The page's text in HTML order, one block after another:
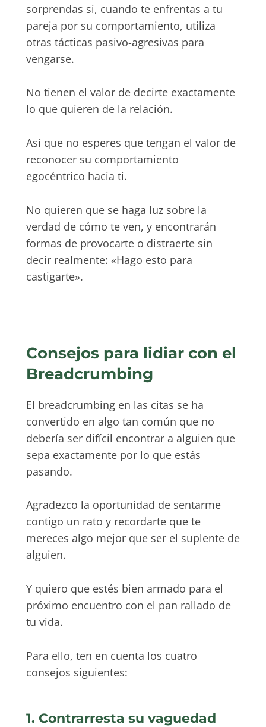
sorprendas si, cuando te enfrentas a tu
pareja por su comportamiento, utiliza
otras tácticas pasivo-agresivas para
vengarse.
No tienen el valor de decirte exactamente
lo que quieren de la relación.
Así que no esperes que tengan el valor de
reconocer su comportamiento
egocéntrico hacia ti.
No quieren que se haga luz sobre la
verdad de cómo te ven, y encontrarán
formas de provocarte o distraerte sin
decir realmente: «Hago esto para
castigarte».
Consejos para lidiar con el
Breadcrumbing
El breadcrumbing en las citas se ha
convertido en algo tan común que no
debería ser difícil encontrar a alguien que
sepa exactamente por lo que estás
pasando.
Agradezco la oportunidad de sentarme
contigo un rato y recordarte que te
mereces algo mejor que ser el suplente de
alguien.
Y quiero que estés bien armado para el
próximo encuentro con el pan rallado de
tu vida.
Para ello, ten en cuenta los cuatro
consejos siguientes:
1. Contrarresta su vaguedad